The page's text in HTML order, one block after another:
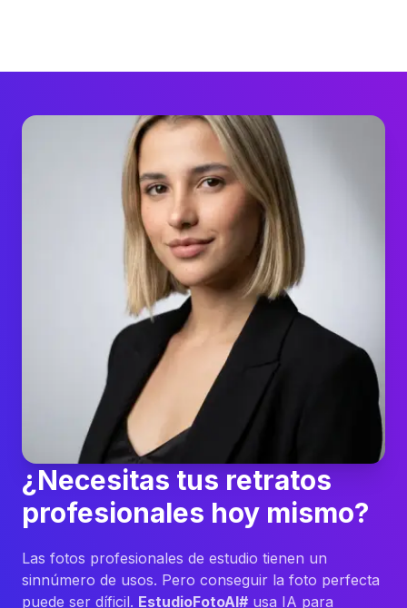
¿Necesitas tus retratos
profesionales hoy mismo?
Las fotos profesionales de estudio tienen un
sinnúmero de usos. Pero conseguir la foto perfecta
puede ser díficil. EstudioFotoAI# usa IA para